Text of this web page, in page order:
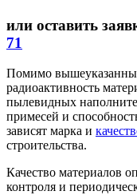
или оставить
71
Помимо
радиоактивность
пылевидных
примесей и
зависят марка и
строительства.
Качество материалов
контроля и